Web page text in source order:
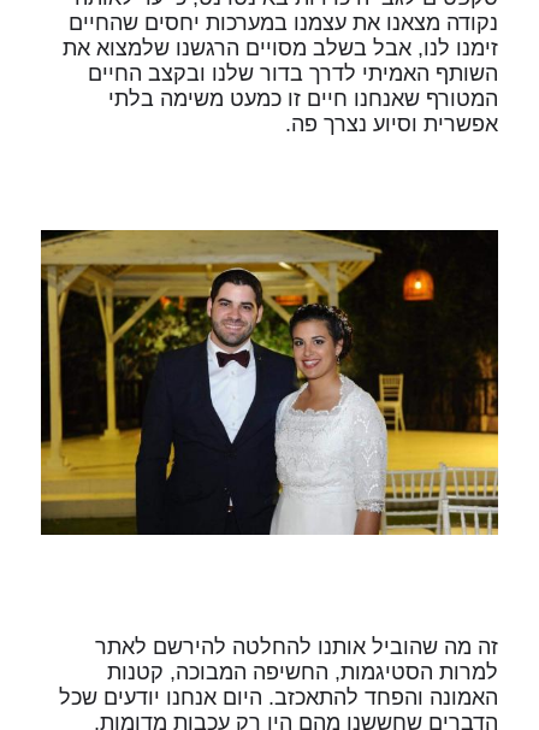
נקודה מצאנו את עצמנו במערכות יחסים שהחיים
זימנו לנו, אבל בשלב מסויים הרגשנו שלמצוא את
השותף האמיתי לדרך בדור שלנו ובקצב החיים
המטורף שאנחנו חיים זו כמעט משימה בלתי
אפשרית וסיוע נצרך פה.
זה מה שהוביל אותנו להחלטה להירשם לאתר
למרות הסטיגמות, החשיפה המבוכה, קטנות
האמונה והפחד להתאכזב. היום אנחנו יודעים שכל
הדברים שחששנו מהם היו רק עכבות מדומות,